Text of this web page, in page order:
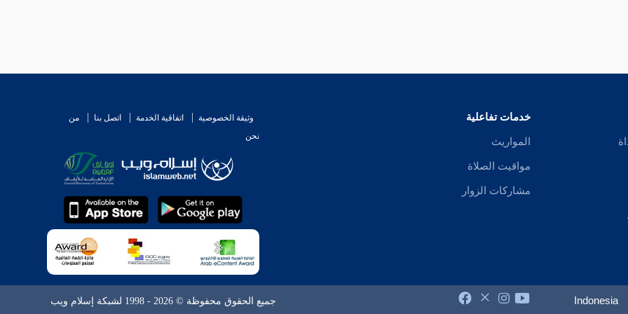
خدمات تفاعلية
المواريث
مواقيت الصلاة
مشاركات الزوار
وثيقة الخصوصية اتفاقية الخدمة اتصل بنا
من
نحن
Indonesia جميع الحقوق محفوظة © 2026 - 1998 لشبكة إسلام ويب